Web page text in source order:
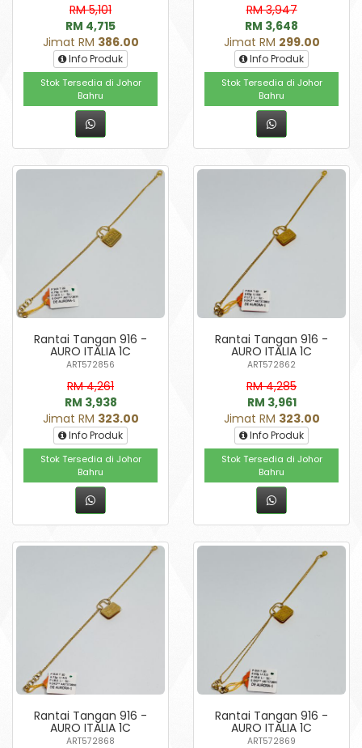
RM 5,101
RM 4,715
Jimat RM 386.00
Info Produk
Stok Tersedia di Johor
Bahru
RM 3,947
RM 3,648
Jimat RM 299.00
Info Produk
Stok Tersedia di Johor
Bahru
Rantai Tangan 916 -
AURO ITALIA 1C
ART572856
RM 4,261
RM 3,938
Jimat RM 323.00
Info Produk
Stok Tersedia di Johor
Bahru
Rantai Tangan 916 -
AURO ITALIA 1C
ART572862
RM 4,285
RM 3,961
Jimat RM 323.00
Info Produk
Stok Tersedia di Johor
Bahru
Rantai Tangan 916 -
AURO ITALIA 1C
ART572868
Rantai Tangan 916 -
AURO ITALIA 1C
ART572869